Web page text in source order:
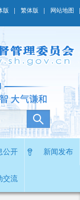
网站地图
繁体版
版
公开 新闻发布
交流